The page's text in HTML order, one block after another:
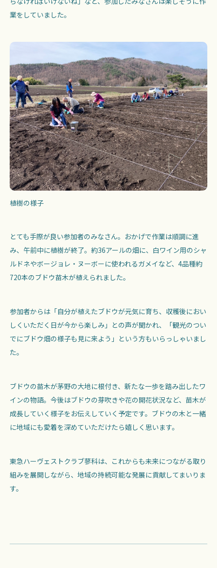
業をしていました。
植樹の様子
とても手際が良い参加者のみなさん。おかげで作業は順調に進
み、午前中に植樹が終了。約36アールの畑に、白ワイン用のシャ
ルドネやボージョレ・ヌーボーに使われるガメイなど、4品種約
720本のブドウ苗木が植えられました。
参加者からは「自分が植えたブドウが元気に育ち、収穫後におい
しくいただく日が今から楽しみ」との声が聞かれ、「観光のつい
でにブドウ畑の様子も見に来よう」という方もいらっしゃいまし
た。
ブドウの苗木が茅野の大地に根付き、新たな一歩を踏み出したワ
インの物語。今後はブドウの芽吹きや花の開花状況など、苗木が
成長していく様子をお伝えしていく予定です。ブドウの木と一緒
に地域にも愛着を深めていただけたら嬉しく思います。
東急ハーヴェストクラブ蓼科は、これからも未来につながる取り
組みを展開しながら、地域の持続可能な発展に貢献してまいりま
す。